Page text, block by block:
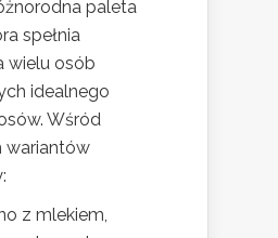
paleta
spełnia
wielu osób
idealnego
Wśród
wariantów
z mlekiem,